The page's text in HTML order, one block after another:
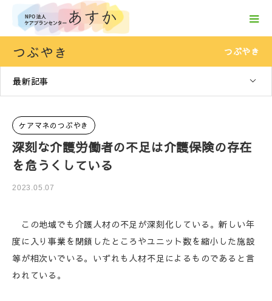
つぶやき つぶやき
最新記事
ケアマネのつぶやき
深刻な介護労働者の不足は介護保険の存在
を危うくしている
2023.05.07
この地域でも介護人材の不足が深刻化している。新しい年
度に入り事業を閉鎖したところやユニット数を縮小した施設
等が相次いでいる。いずれも人材不足によるものであると言
われている。